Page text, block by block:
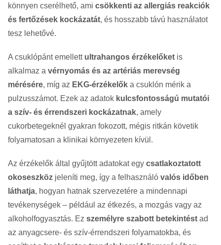
könnyen cserélhető, ami csökkenti az allergiás reakciók
és fertőzések kockázatát, és hosszabb távú használatot
tesz lehetővé.
A csuklópánt emellett ultrahangos érzékelőket is
alkalmaz a vérnyomás és az artériás merevség
mérésére, míg az EKG-érzékelők a csuklón mérik a
pulzusszámot. Ezek az adatok kulcsfontosságú mutatói
a szív- és érrendszeri kockázatnak, amely
cukorbetegeknél gyakran fokozott, mégis ritkán követik
folyamatosan a klinikai környezeten kívül.
Az érzékelők által gyűjtött adatokat egy csatlakoztatott
okoseszköz jeleníti meg, így a felhasználó valós időben
láthatja, hogyan hatnak szervezetére a mindennapi
tevékenységek – például az étkezés, a mozgás vagy az
alkoholfogyasztás. Ez személyre szabott betekintést ad
az anyagcsere- és szív-érrendszeri folyamatokba, és